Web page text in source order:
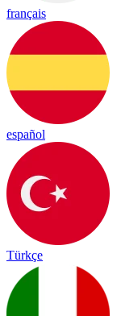
français
español
Türkçe